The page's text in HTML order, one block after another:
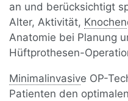
an und berücksichtigt
Alter, Aktivität, Knochen
Anatomie bei Planung
Hüftprothesen-
Minimalinvasive OP-
Patienten den